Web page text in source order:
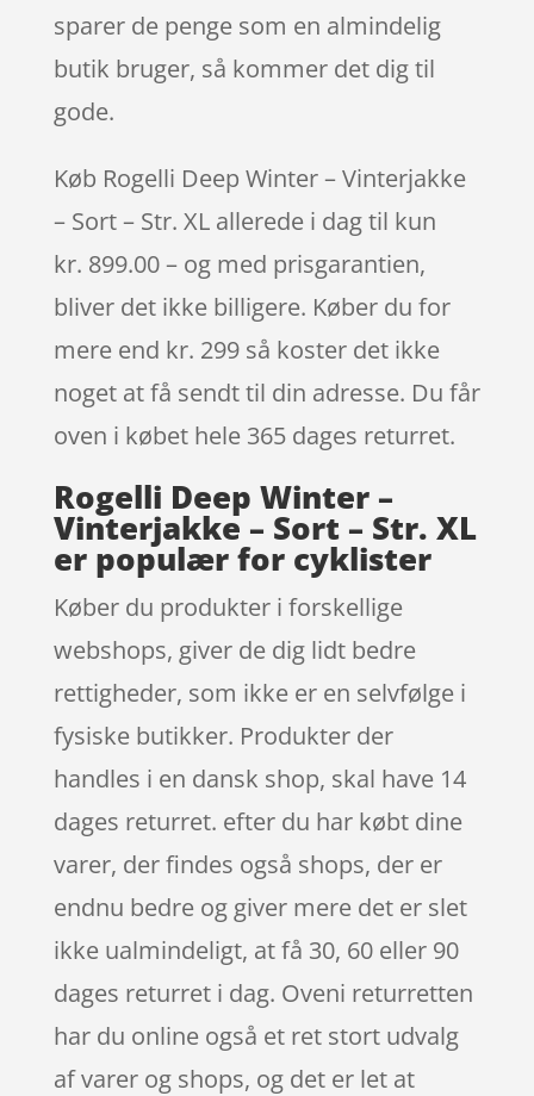
sparer de penge som en almindelig
butik bruger, så kommer det dig til
gode.
Køb Rogelli Deep Winter – Vinterjakke
– Sort – Str. XL allerede i dag til kun
kr. 899.00 – og med prisgarantien,
bliver det ikke billigere. Køber du for
mere end kr. 299 så koster det ikke
noget at få sendt til din adresse. Du får
oven i købet hele 365 dages returret.
Rogelli Deep Winter –
Vinterjakke – Sort – Str. XL
er populær for cyklister
Køber du produkter i forskellige
webshops, giver de dig lidt bedre
rettigheder, som ikke er en selvfølge i
fysiske butikker. Produkter der
handles i en dansk shop, skal have 14
dages returret. efter du har købt dine
varer, der findes også shops, der er
endnu bedre og giver mere det er slet
ikke ualmindeligt, at få 30, 60 eller 90
dages returret i dag. Oveni returretten
har du online også et ret stort udvalg
af varer og shops, og det er let at